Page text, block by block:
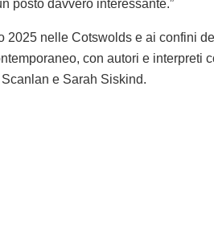
posto davvero interessante.”
2025 nelle Cotswolds e ai confini
con autori e interpreti
e Sarah Siskind.